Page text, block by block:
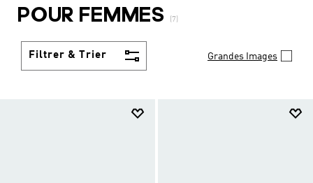
POUR FEMMES
(7)
Filtrer & Trier Grandes Images